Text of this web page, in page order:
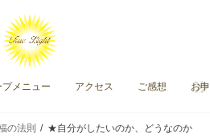
プメニュー アクセス ご感想 お
の法則 ★自分がしたいのか、どうなのか